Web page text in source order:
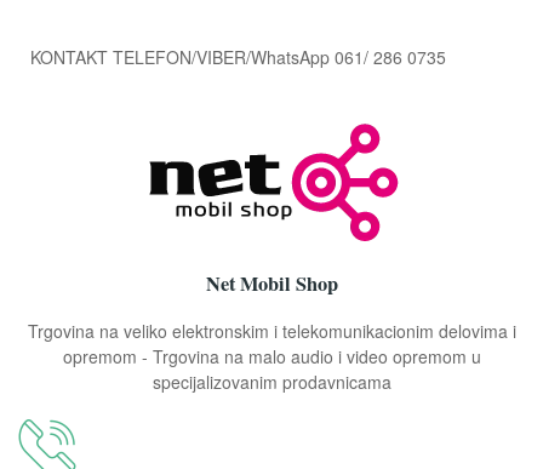
KONTAKT TELEFON/VIBER/WhatsApp 061/ 286 0735
Net Mobil Shop
Trgovina na veliko elektronskim i telekomunikacionim delovima i
opremom - Trgovina na malo audio i video opremom u
specijalizovanim prodavnicama